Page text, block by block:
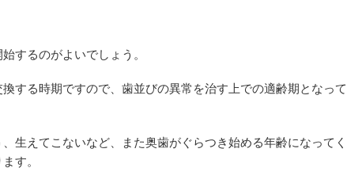
するのがよいでしょう。
する時期ですので、歯並びの異常を治す上での適齢期となって
生えてこないなど、また奥歯がぐらつき始める年齢になってく
す。